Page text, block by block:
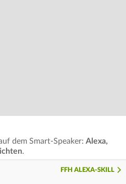
dem Smart-Speaker: Alexa,
.
FFH ALEXA-SKILL